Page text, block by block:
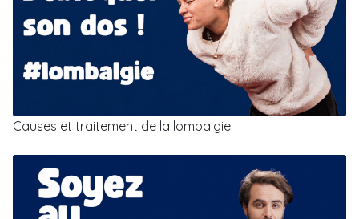
Causes et traitement de la lombalgie